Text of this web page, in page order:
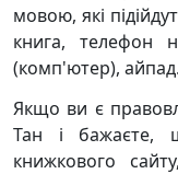
мовою, які
книга, телефон
(комп'ютер), айпад.
Якщо ви є
Тан і бажаєте,
книжкового